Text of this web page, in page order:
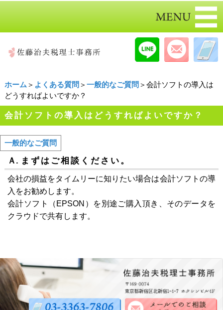
ホーム ＞ よくある質問 ＞ 一般的なご質問 ＞会計ソフトの導入は
どうすればよいですか？
会計ソフトの導入はどうすればよいですか？
一般的なご質問
Ａ. まずはご相談ください。
会社の損益をタイムリーに知りたい場合は会計ソフトの導
入をお勧めします。
会計ソフト（EPSON）を別途ご購入頂き、そのデータを
クラウドで共有します。